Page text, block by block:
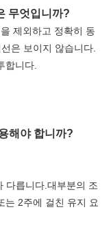
무엇입니까?
제외하고 정확히 동
은 보이지 않습니다.
합니다.
해야 합니까?
다릅니다.대부분의 조
는 2주에 걸친 유지 요